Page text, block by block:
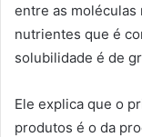
entre as moléculas
nutrientes que é
solubilidade é de
Ele explica que o
produtos é o da